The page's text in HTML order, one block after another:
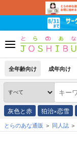
全年齢向け 成年向け
灰色と赤 狛治×恋雪
とらのあな通販 同人誌